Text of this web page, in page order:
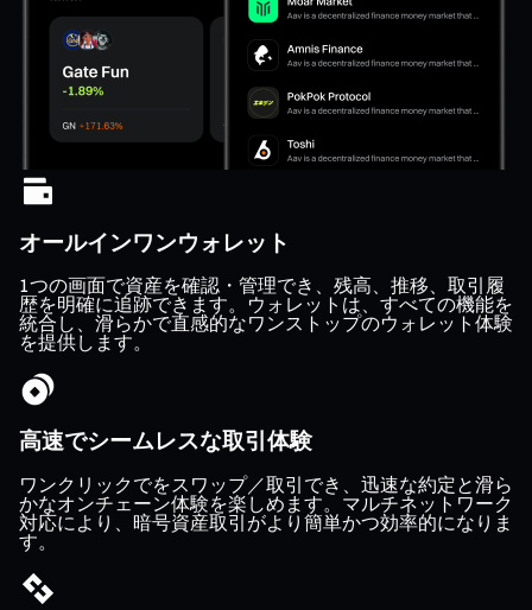
オールインワンウォレット
1つの画面で資産を確認・管理でき、残高、推移、取引履
歴を明確に追跡できます。ウォレットは、すべての機能を
統合し、滑らかで直感的なワンストップのウォレット体験
を提供します。
高速でシームレスな取引体験
ワンクリックでをスワップ／取引でき、迅速な約定と滑ら
かなオンチェーン体験を楽しめます。マルチネットワーク
対応により、暗号資産取引がより簡単かつ効率的になりま
す。